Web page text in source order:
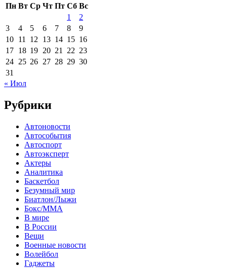
Пн Вт Ср Чт Пт Сб Вс
1
2
3
4 5 6 7 8
9
10 11 12 13 14 15 16
17 18 19 20 21 22 23
24 25 26 27 28 29 30
31
« Июл
Рубрики
Автоновости
Автособытия
Автоспорт
Автоэксперт
Актеры
Аналитика
Баскетбол
Безумный мир
Биатлон/Лыжи
Бокс/MMA
В мире
В России
Вещи
Военные новости
Волейбол
Гаджеты